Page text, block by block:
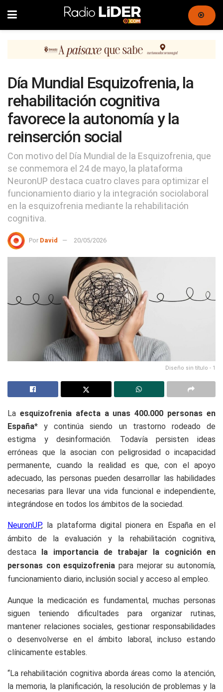
Día Mundial Esquizofrenia, la
rehabilitación cognitiva
favorece la autonomía y la
reinserción social
Con motivo del Día Mundial de la Esquizofrenia, que
se conmemora el 24 de mayo, la plataforma
NeuronUP destaca cuatro claves para optimizar el
funcionamiento diario y la integración sociolaboral
en la esquizofrenia mediante la rehabilitación
cognitiva.
Por David 20/05/2026
Diseño sin título - 1
La esquizofrenia afecta a unas 400.000 personas en
España* y continúa siendo un trastorno rodeado de
estigma y desinformación. Todavía persisten ideas
erróneas que la asocian con peligrosidad o incapacidad
permanente, cuando la realidad es que, con el apoyo
adecuado, las personas pueden desarrollar las habilidades
necesarias para llevar una vida funcional e independiente,
integrándose en todos los ámbitos de la sociedad.
NeuronUP, la plataforma digital pionera en España en el
ámbito de la evaluación y la rehabilitación cognitiva,
destaca
la importancia de trabajar la cognición en
personas con esquizofrenia para mejorar su autonomía,
funcionamiento diario, inclusión social y acceso al empleo.
Aunque la medicación es fundamental, muchas personas
siguen teniendo dificultades para organizar rutinas,
mantener relaciones sociales, gestionar responsabilidades
o desenvolverse en el ámbito laboral, incluso estando
clínicamente estables.
“La rehabilitación cognitiva aborda áreas como la atención,
la memoria, la planificación, la resolución de problemas y la